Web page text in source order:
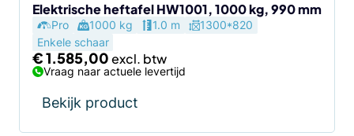
Elektrische heftafel HW1001, 1000 kg, 990 mm
Pro 1000 kg 1.0 m
1300*820
Enkele schaar
€1.585,00
Vraag naar actuele levertijd
Bekijk product